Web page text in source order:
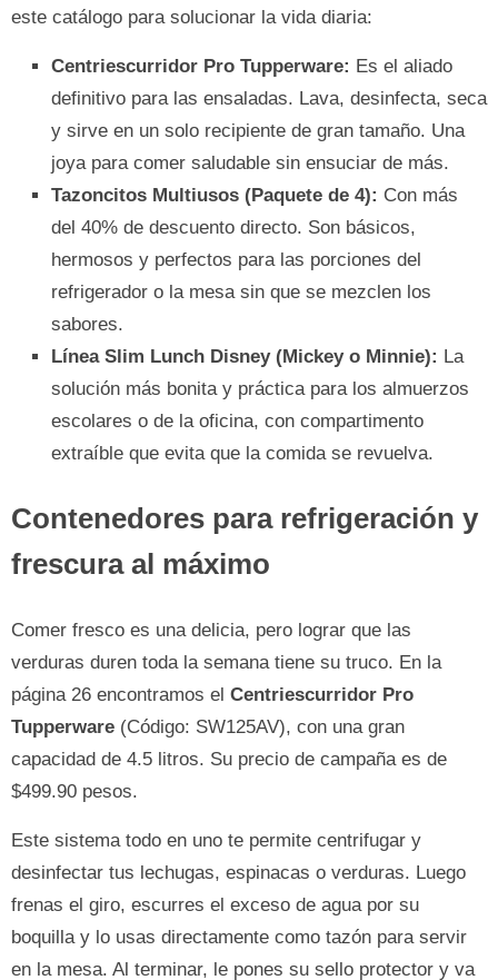
este catálogo para solucionar la vida diaria:
Centriescurridor Pro Tupperware: Es el aliado
definitivo para las ensaladas. Lava, desinfecta, seca
y sirve en un solo recipiente de gran tamaño. Una
joya para comer saludable sin ensuciar de más.
Tazoncitos Multiusos (Paquete de 4): Con más
del 40% de descuento directo. Son básicos,
hermosos y perfectos para las porciones del
refrigerador o la mesa sin que se mezclen los
sabores.
Línea Slim Lunch Disney (Mickey o Minnie): La
solución más bonita y práctica para los almuerzos
escolares o de la oficina, con compartimento
extraíble que evita que la comida se revuelva.
Contenedores para refrigeración y
frescura al máximo
Comer fresco es una delicia, pero lograr que las
verduras duren toda la semana tiene su truco. En la
página 26 encontramos el Centriescurridor Pro
Tupperware (Código: SW125AV), con una gran
capacidad de 4.5 litros. Su precio de campaña es de
$499.90 pesos.
Este sistema todo en uno te permite centrifugar y
desinfectar tus lechugas, espinacas o verduras. Luego
frenas el giro, escurres el exceso de agua por su
boquilla y lo usas directamente como tazón para servir
en la mesa. Al terminar, le pones su sello protector y va